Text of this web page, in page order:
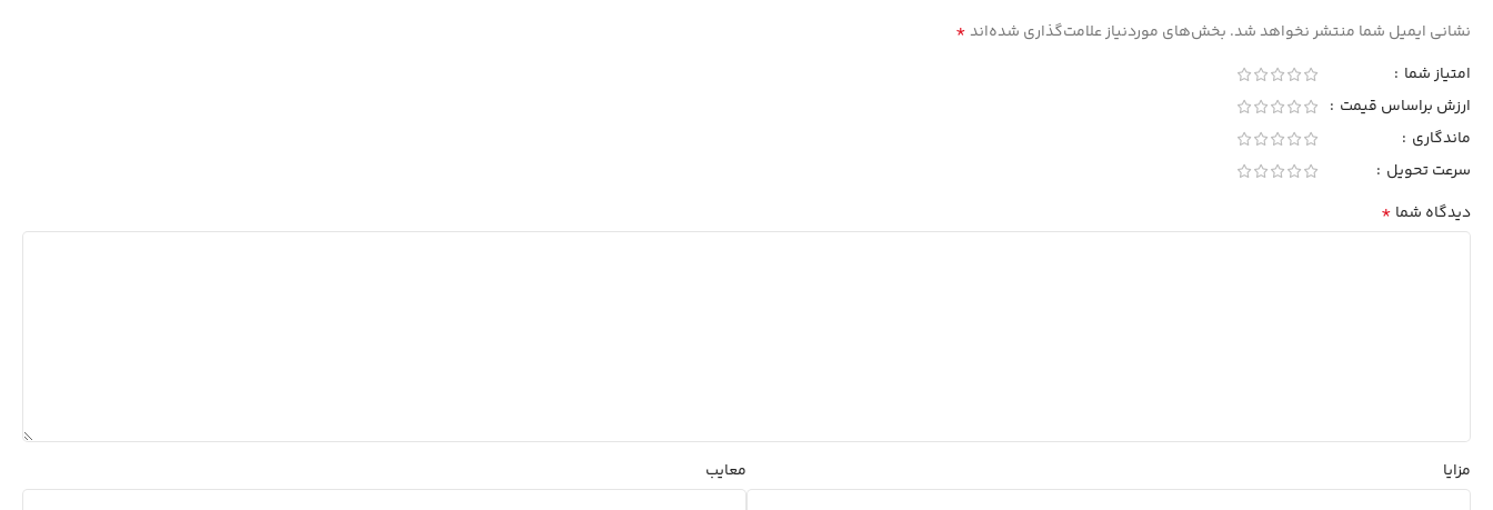
نشانی ایمیل شما منتشر نخواهد شد. بخش‌های موردنیاز علامت‌گذاری شده‌اند*
امتیاز شما
ارزش براساس قیمت
ماندگاری
سرعت تحویل
دیدگاه شما *
مزایا معایب